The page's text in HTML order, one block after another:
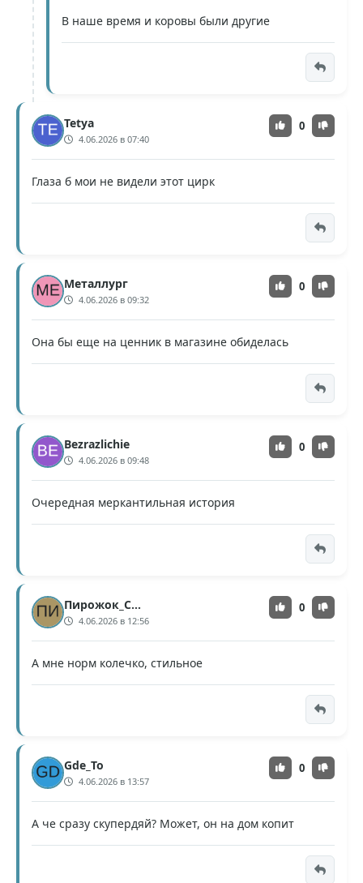
В наше время и коровы были другие
Tetya
4.06.2026 в 07:40
0
Глаза б мои не видели этот цирк
Металлург
4.06.2026 в 09:32
0
Она бы еще на ценник в магазине обиделась
Bezrazlichie
4.06.2026 в 09:48
0
Очередная меркантильная история
Пирожок_С_Мясом
4.06.2026 в 12:56
0
А мне норм колечко, стильное
Gde_To
4.06.2026 в 13:57
0
А че сразу скупердяй? Может, он на дом копит